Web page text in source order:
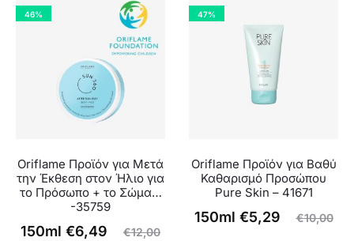
είναι:
46%
Oriflame Προϊόν για Μετά
την Έκθεση στον Ήλιο για
το Πρόσωπο + το Σώμα…
-35759
€12,00
Original
€6,49
Η
150ml
47%
Oriflame Προϊόν για Βαθύ
Καθαρισμό Προσώπου
Pure Skin – 41671
€10,00
Original
€5,29
Η
150ml